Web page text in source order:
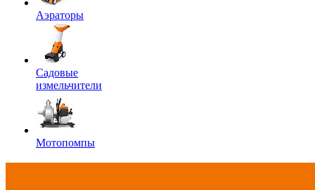
Аэраторы
Садовые
измельчители
Мотопомпы